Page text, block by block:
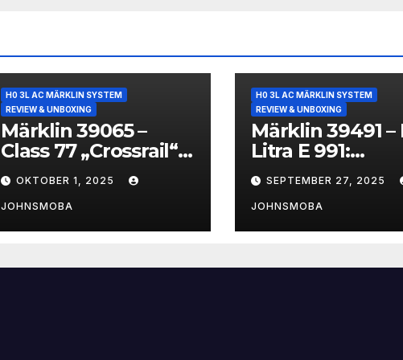
H0 3L AC MÄRKLIN SYSTEM
REVIEW & UNBOXING
Märklin 39065 –
Class 77 „Crossrail“:
JT42CWRM im
Modell
OKTOBER 1, 2025
JOHNSMOBA
H0 3L AC MÄRKLIN SYSTEM
REVIEW & UNBOXING
Märklin 39491 –
Litra E 991:
Dänemarks
Beauty“ im
SEPTEMBER 27, 2025
JOHNSMOBA